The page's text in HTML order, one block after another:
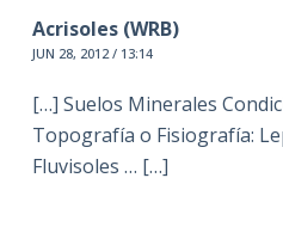
Acrisoles (WRB)
JUN 28, 2012 / 13:14
[…] Suelos Minerales
Topografía o Fisiografía:
Fluvisoles … […]